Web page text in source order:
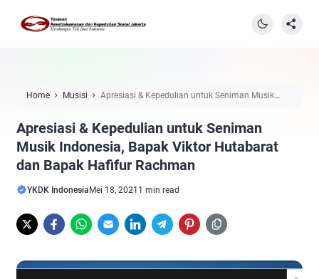
Home Musisi
Apresiasi & Kepedulian untuk Seniman Musik
Apresiasi & Kepedulian untuk Seniman
Musik Indonesia, Bapak Viktor Hutabarat
dan Bapak Hafifur Rachman
YKDK Indonesia Mei 18, 2021 1 min read